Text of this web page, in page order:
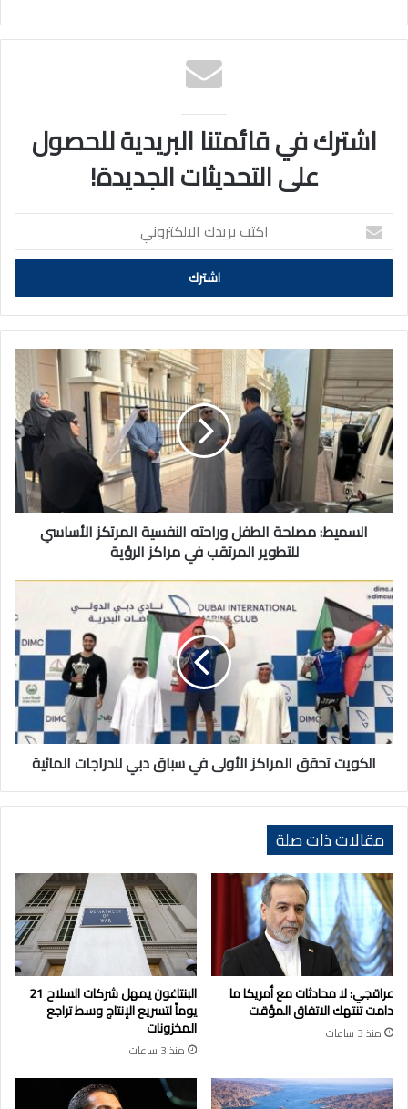
اشترك في قائمتنا البريدية للحصول
على التحديثات الجديدة!
اكتب
بريدك
الالكتروني
مصلحة
الطفل
وراحته
النفسية
المرتكز
الأساسي
للتطوير
المرتقب
السميط: مصلحة الطفل وراحته النفسية المرتكز الأساسي
للتطوير المرتقب في مراكز الرؤية
الكويت
تحقق
المراكز
الأولى
في
سباق
دبي
للدراجات
المائية
الكويت تحقق المراكز الأولى في سباق دبي للدراجات المائية
مقالات ذات صلة
عراقجي: لا محادثات مع أمريكا ما
دامت تنتهك الاتفاق المؤقت
منذ 3 ساعات
البنتاغون يمهل شركات السلاح 21
يوماً لتسريع الإنتاج وسط تراجع
المخزونات
منذ 3 ساعات